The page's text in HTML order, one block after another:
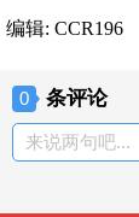
编辑: CCR196
0 条评论
来说两句吧...